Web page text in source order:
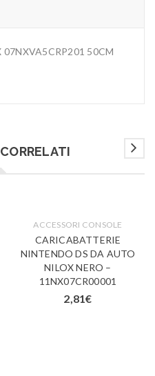
50CM
ACCESSORI CONSOLE
CARICABATTERIE
NINTENDO DS DA AUTO
NILOX NERO –
11NX07CR00001
2,81€